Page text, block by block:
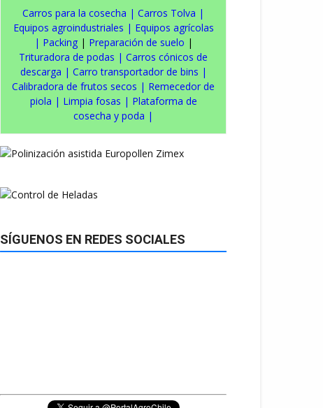
Carros para la cosecha | Carros Tolva |
Equipos agroindustriales | Equipos agrícolas
| Packing| Preparación de suelo |
Trituradora de podas | Carros cónicos de
descarga | Carro transportador de bins |
Calibradora de frutos secos | Remecedor de
piola | Limpia fosas | Plataforma de
cosecha y poda |
SÍGUENOS EN REDES SOCIALES